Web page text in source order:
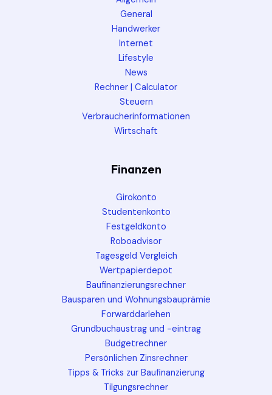
General
Handwerker
Internet
Lifestyle
News
Rechner | Calculator
Steuern
Verbraucherinformationen
Wirtschaft
Finanzen
Girokonto
Studentenkonto
Festgeldkonto
Roboadvisor
Tagesgeld Vergleich
Wertpapierdepot
Baufinanzierungsrechner
Bausparen und Wohnungsbauprämie
Forwarddarlehen
Grundbuchaustrag und -eintrag
Budgetrechner
Persönlichen Zinsrechner
Tipps & Tricks zur Baufinanzierung
Tilgungsrechner